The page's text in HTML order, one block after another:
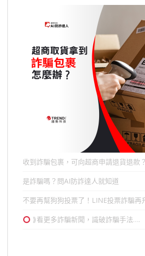
收到詐騙包裹，可向超商申請退貨退款？
是詐騙嗎？問AI防詐達人就知道
不要再幫狗狗投票了！LINE投票詐騙再
⟫看更多詐騙新聞，識破詐騙手法….